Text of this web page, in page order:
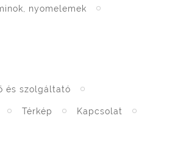
nyomelemek
és szolgáltató
Térkép Kapcsolat